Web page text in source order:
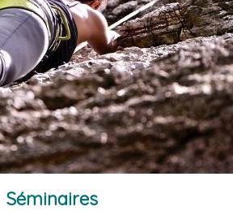
Séminaires